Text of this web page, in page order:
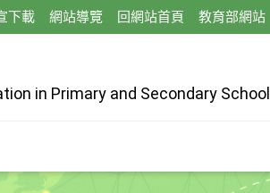
下載 網站導覽 回網站首頁 教育部網站
in Primary and Secondary School